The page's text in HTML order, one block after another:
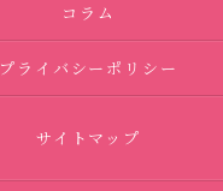
コラム
プライバシーポリシー
サイトマップ